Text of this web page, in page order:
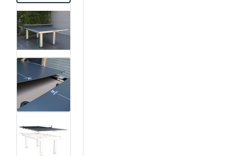
View larger image
View larger image